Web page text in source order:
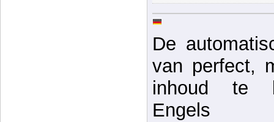
De
van perfect,
inhoud te
Engels